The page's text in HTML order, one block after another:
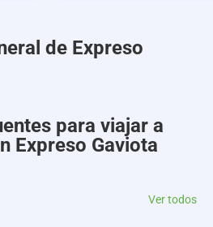
de Expreso
para viajar a
Expreso Gaviota
Ver todos